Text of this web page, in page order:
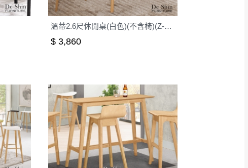
溫蒂2.6尺休閒桌(白色)(不含椅)(Z-229)
$ 3,860